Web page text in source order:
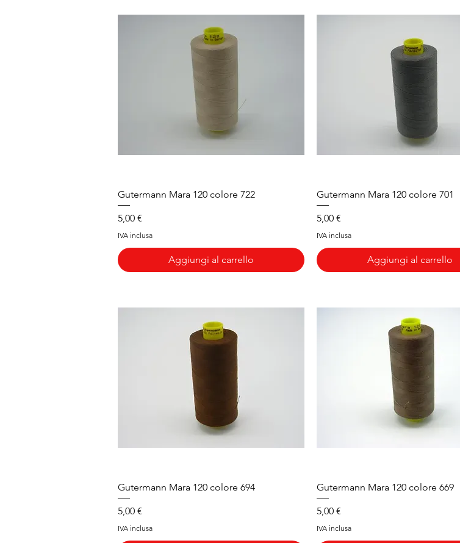
Vista rapida
Gutermann Mara 120 colore 722
Prezzo
5,00 €
IVA inclusa
Aggiungi al carrello
Vista rapida
Gutermann Mara 120 colore 701
Prezzo
5,00 €
IVA inclusa
Aggiungi al carrello
Vista rapida
Gutermann Mara 120 colore 694
Prezzo
5,00 €
IVA inclusa
Vista rapida
Gutermann Mara 120 colore 669
Prezzo
5,00 €
IVA inclusa